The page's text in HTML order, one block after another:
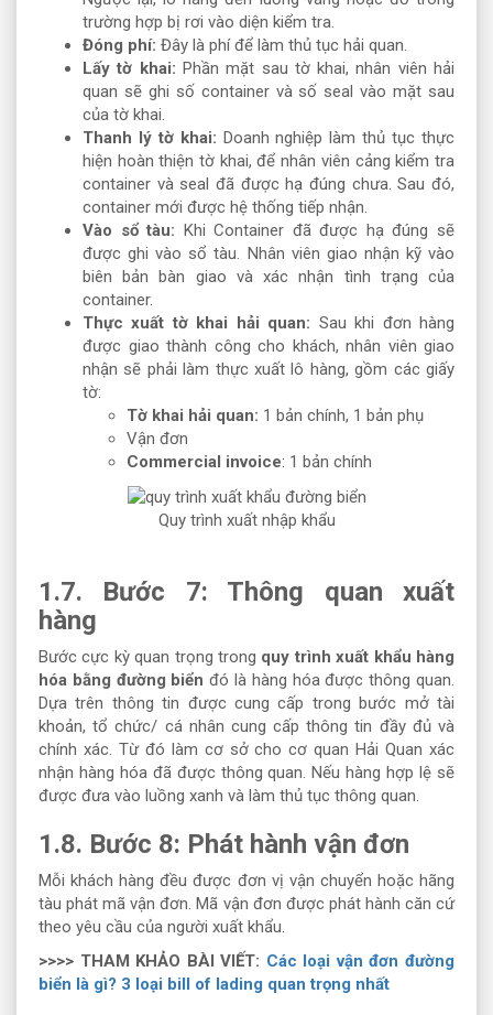
trường hợp bị rơi vào diện kiểm tra.
Đóng phí: Đây là phí để làm thủ tục hải quan.
Lấy tờ khai: Phần mặt sau tờ khai, nhân viên hải
quan sẽ ghi số container và số seal vào mặt sau
của tờ khai.
Thanh lý tờ khai: Doanh nghiệp làm thủ tục thực
hiện hoàn thiện tờ khai, để nhân viên cảng kiểm tra
container và seal đã được hạ đúng chưa. Sau đó,
container mới được hệ thống tiếp nhận.
Vào sổ tàu: Khi Container đã được hạ đúng sẽ
được ghi vào sổ tàu. Nhân viên giao nhận kỹ vào
biên bản bàn giao và xác nhận tình trạng của
container.
Thực xuất tờ khai hải quan: Sau khi đơn hàng
được giao thành công cho khách, nhân viên giao
nhận sẽ phải làm thực xuất lô hàng, gồm các giấy
tờ:
Tờ khai hải quan: 1 bản chính, 1 bản phụ
Vận đơn
Commercial invoice: 1 bản chính
Quy trình xuất nhập khẩu
1.7. Bước 7: Thông quan xuất
hàng
Bước cực kỳ quan trọng trong quy trình xuất khẩu hàng
hóa bằng đường biển đó là hàng hóa được thông quan.
Dựa trên thông tin được cung cấp trong bước mở tài
khoản, tổ chức/ cá nhân cung cấp thông tin đầy đủ và
chính xác. Từ đó làm cơ sở cho cơ quan Hải Quan xác
nhận hàng hóa đã được thông quan. Nếu hàng hợp lệ sẽ
được đưa vào luồng xanh và làm thủ tục thông quan.
1.8. Bước 8: Phát hành vận đơn
Mỗi khách hàng đều được đơn vị vận chuyển hoặc hãng
tàu phát mã vận đơn. Mã vận đơn được phát hành căn cứ
theo yêu cầu của người xuất khẩu.
>>>> THAM KHẢO BÀI VIẾT: Các loại vận đơn đường
biển là gì? 3 loại bill of lading quan trọng nhất